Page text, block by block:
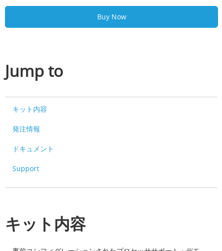
Buy Now
Jump to
キット内容
発注情報
ドキュメント
Support
キット内容